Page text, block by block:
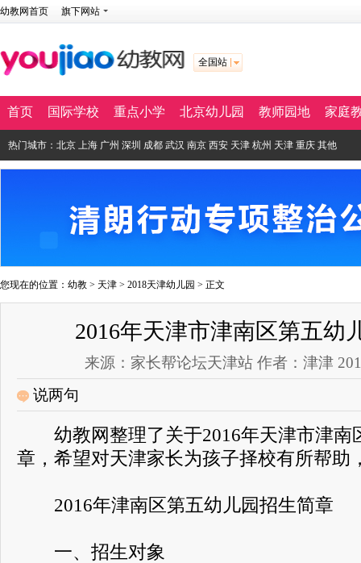
幼教网首页 旗下网站
全国站
首页 国际学校 重点小学 北京幼儿园 教师园地 家庭
热门城市： 北京 上海 广州 深圳 成都 武汉 南京 西安 天津 杭州 天津 重庆 其他
您现在的位置： 幼教 > 天津 > 2018天津幼儿园 > 正文
2016年天津市津南区第五幼
来源：家长帮论坛天津站 作者：津津
说两句
幼教网整理了关于2016年天津市津南
章，希望对天津家长为孩子择校有所帮助
2016年津南区第五幼儿园招生简章
一、招生对象